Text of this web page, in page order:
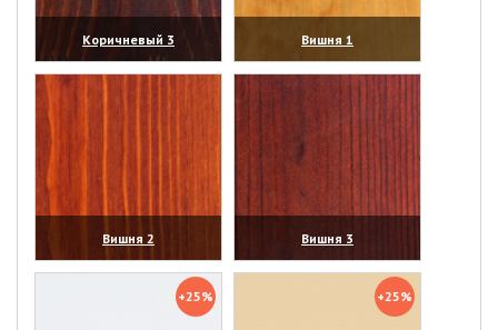
Коричневый 3
(увеличить)
Вишня 1
(увеличить)
Вишня 2
(увеличить)
Вишня 3
(увеличить)
+25%
+25%